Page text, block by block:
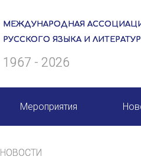
МЕЖДУНАРОДНАЯ
РУССКОГО ЯЗЫКА И
1967 - 2026
Мероприятия
НОВОСТИ